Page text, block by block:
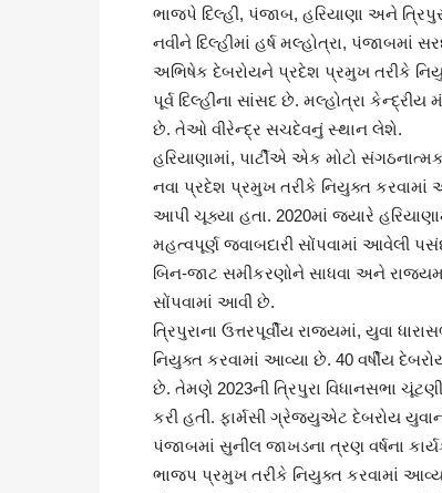
ભાજપે દિલ્હી, પંજાબ, હરિયાણા અને
નવીને દિલ્હીમાં હર્ષ મલ્હોત્રા, પંજાબમાં
અભિષેક દેબરોયને પ્રદેશ પ્રમુખ તરીકે
પૂર્વ દિલ્હીના સાંસદ છે. મલ્હોત્રા
છે. તેઓ વીરેન્દ્ર સચદેવનું સ્થાન લેશે.
હરિયાણામાં, પાર્ટીએ એક મોટો
નવા પ્રદેશ પ્રમુખ તરીકે નિયુક્ત કરવામાં
આપી ચૂક્યા હતા. 2020માં જ્યારે
મહત્વપૂર્ણ જવાબદારી સોંપવામાં આવેલી
બિન-જાટ સમીકરણોને સાધવા અને
સોંપવામાં આવી છે.
ત્રિપુરાના ઉત્તરપૂર્વીય રાજ્યમાં, યુવા
નિયુક્ત કરવામાં આવ્યા છે. 40 વર્ષીય
છે. તેમણે 2023ની ત્રિપુરા વિધાનસભા
કરી હતી. ફાર્મસી ગ્રેજ્યુએટ દેબરોય
પંજાબમાં સુનીલ જાખડના ત્રણ વર્ષના
ભાજપ પ્રમુખ તરીકે નિયુક્ત કરવામાં આવ્યા